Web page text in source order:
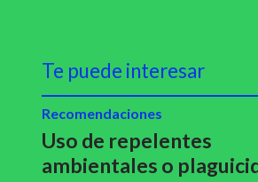
Te puede interesar
Uso de repelentes
ambientales o
Recomendaciones